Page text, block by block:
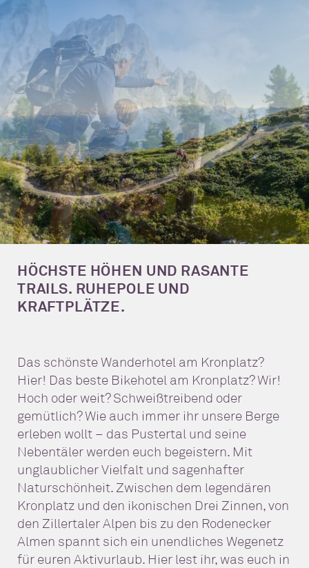
HÖCHSTE HÖHEN UND RASANTE
TRAILS. RUHEPOLE UND
KRAFTPLÄTZE.
Das schönste Wanderhotel am Kronplatz?
Hier! Das beste Bikehotel am Kronplatz? Wir!
Hoch oder weit? Schweißtreibend oder
gemütlich? Wie auch immer ihr unsere Berge
erleben wollt – das Pustertal und seine
Nebentäler werden euch begeistern. Mit
unglaublicher Vielfalt und sagenhafter
Naturschönheit. Zwischen dem legendären
Kronplatz und den ikonischen Drei Zinnen, von
den Zillertaler Alpen bis zu den Rodenecker
Almen spannt sich ein unendliches Wegenetz
für euren Aktivurlaub. Hier lest ihr, was euch in